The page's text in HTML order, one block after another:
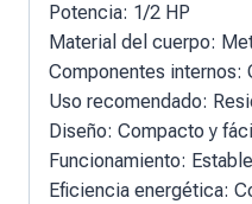
Potencia: 1/2 HP
Material del cuerpo:
Componentes internos:
Uso recomendado:
Diseño: Compacto y
Funcionamiento:
Eficiencia energética: